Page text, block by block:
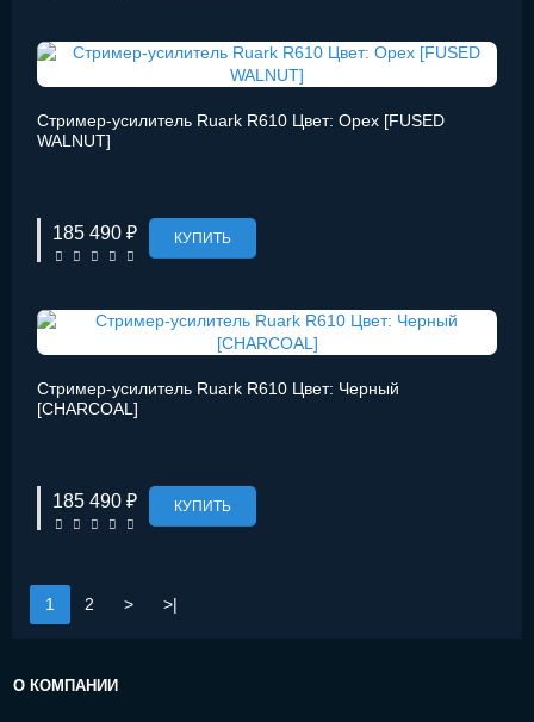
Стример-усилитель Ruark R610 Цвет: Орех [FUSED
WALNUT]
185 490 ₽ КУПИТЬ
Стример-усилитель Ruark R610 Цвет: Черный
[CHARCOAL]
185 490 ₽ КУПИТЬ
1 2 > >|
О КОМПАНИИ